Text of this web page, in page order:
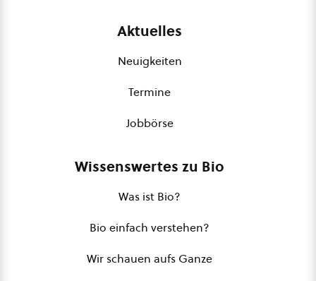
Aktuelles
Neuigkeiten
Termine
Jobbörse
Wissenswertes zu Bio
Was ist Bio?
Bio einfach verstehen?
Wir schauen aufs Ganze